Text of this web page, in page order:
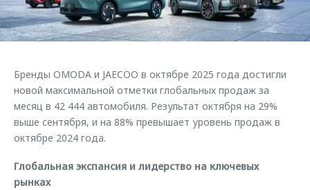
Страхование
Кредитный калькулятор
Одежда и сувениры
Оригинальные аксессуары
Запчасти
Калькулятор трейд-ин
Клиентская поддержка
O&J Автоклуб
Приложение O&J
Аксессуары
Одежда и сувениры
Оригинальные аксессуары
Запчасти
Обратная связь
Бренды OMODA и JAECOO в октябре 2025 года достигли
новой максимальной отметки глобальных продаж за
месяц в 42 444 автомобиля. Результат октября на 29%
выше сентября, и на 88% превышает уровень продаж в
октябре 2024 года.
Глобальная экспансия и лидерство на ключевых
рынках